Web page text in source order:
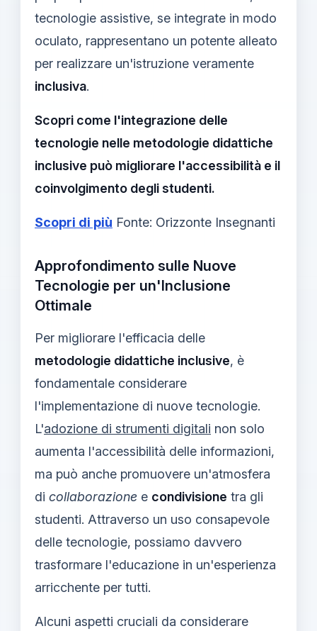
tecnologie assistive, se integrate in modo
oculato, rappresentano un potente alleato
per realizzare un'istruzione veramente
inclusiva.
Scopri come l'integrazione delle
tecnologie nelle metodologie didattiche
inclusive può migliorare l'accessibilità e il
coinvolgimento degli studenti.
Scopri di più Fonte: Orizzonte Insegnanti
Approfondimento sulle Nuove
Tecnologie per un'Inclusione
Ottimale
Per migliorare l'efficacia delle
metodologie didattiche inclusive, è
fondamentale considerare
l'implementazione di nuove tecnologie.
L'adozione di strumenti digitali non solo
aumenta l'accessibilità delle informazioni,
ma può anche promuovere un'atmosfera
di collaborazione e condivisione tra gli
studenti. Attraverso un uso consapevole
delle tecnologie, possiamo davvero
trasformare l'educazione in un'esperienza
arricchente per tutti.
Alcuni aspetti cruciali da considerare